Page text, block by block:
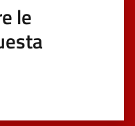
le
5